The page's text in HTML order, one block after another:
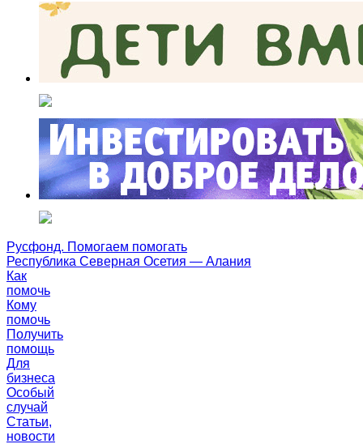
Русфонд. Помогаем помогать
Республика Северная Осетия — Алания
Как
помочь
Кому
помочь
Получить
помощь
Для
бизнеса
Особый
случай
Статьи,
новости